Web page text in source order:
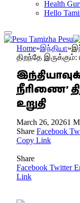
Health
Hello
Home»இந்தியா»
திறந்தே இருக்கும்:
நீரிணை’
உறுதி
March 26, 20261
Share Facebook
Copy Link
Share
Facebook Twitter
Link